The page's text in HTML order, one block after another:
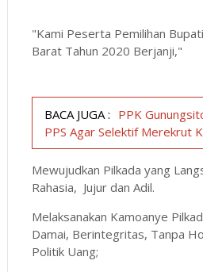
"Kami Peserta Pemilihan
Barat Tahun 2020 Berjanji,"
BACA JUGA : PPK
PPS Agar Selektif Merekrut
​Mewujudkan Pilkada yang
Rahasia, Jujur dan Adil.
​Melaksanakan Kamoanye
Damai, Berintegritas, Tanpa
Politik Uang;